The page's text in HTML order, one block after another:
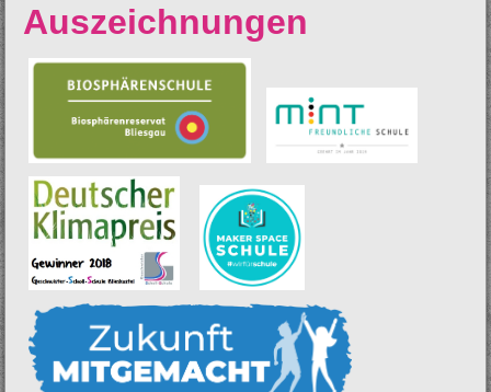
Auszeichnungen